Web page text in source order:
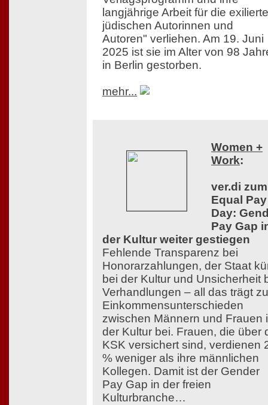
langjährige Arbeit für die
jüdischen Autorinnen und
Autoren" verliehen. Am 19. Juni
2025 ist sie im Alter von 98
in Berlin gestorben.
mehr...
Women +
Work:
ver.di zum
Equal Pay
Day:
Pay Gap
der Kultur weiter gestiegen
Fehlende Transparenz bei
Honorarzahlungen, der Staat
bei der Kultur und Unsicherheit
Verhandlungen – all das trägt zu
Einkommensunterschieden
zwischen Männern und Frauen
der Kultur bei. Frauen, die über
KSK versichert sind, verdienen
% weniger als ihre männlichen
Kollegen. Damit ist der Gender
Pay Gap in der freien
Kulturbranche…